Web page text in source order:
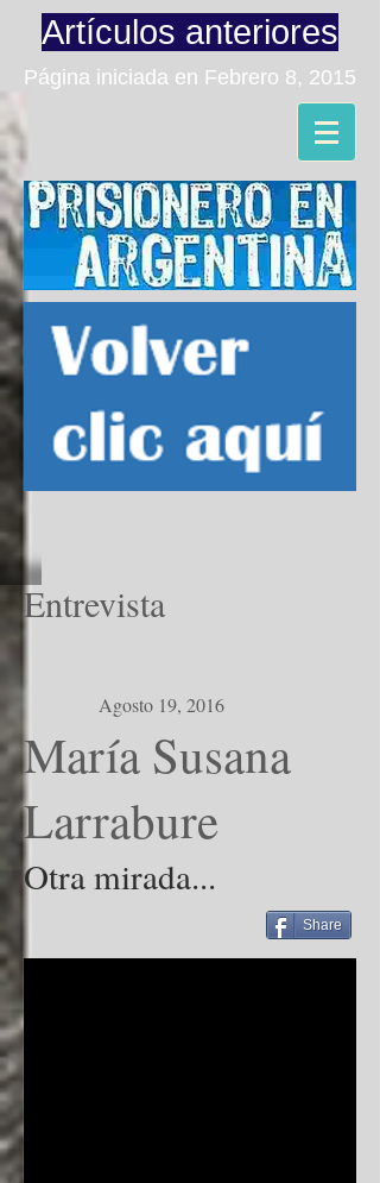
Artículos anteriores
Página iniciada en Febrero 8, 2015
Entrevista
Agosto 19, 2016
María Susana
Larrabure
Otra mirada...
Share